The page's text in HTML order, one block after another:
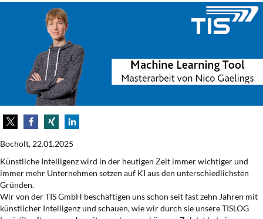
Bocholt, 22.01.2025
Künstliche Intelligenz wird in der heutigen Zeit immer wichtiger und
immer mehr Unternehmen setzen auf KI aus den unterschiedlichsten
Gründen.
Wir von der TIS GmbH beschäftigen uns schon seit fast zehn Jahren mit
künstlicher Intelligenz und schauen, wie wir durch sie unsere TISLOG